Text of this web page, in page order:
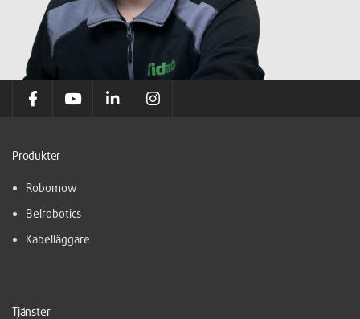
Produkter
Robomow
Belrobotics
Kabelläggare
Tjänster